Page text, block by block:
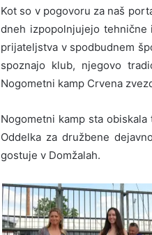
Kot so v pogovoru za naš
dneh izpopolnjujejo tehnične
prijateljstva v spodbudnem
spoznajo klub, njegovo
Nogometni kamp Crvena
Nogometni kamp sta
Oddelka za družbene
gostuje v Domžalah.